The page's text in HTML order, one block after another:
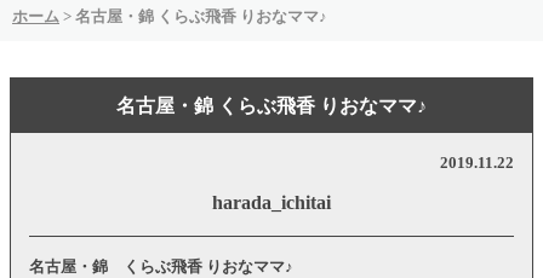
ホーム > 名古屋・錦 くらぶ飛香 りおなママ♪
名古屋・錦 くらぶ飛香 りおなママ♪
2019.11.22
harada_ichitai
名古屋・錦 くらぶ飛香 りおなママ♪